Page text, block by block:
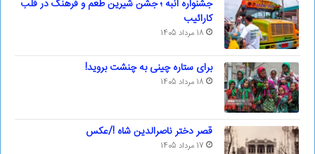
جشنواره انبه ؛ جشن شیرین طعم و فرهنگ در قلب
کارائیب
18 مرداد 1405
برای ستاره چینی به چنشت بروید!
18 مرداد 1405
قصر دختر ناصرالدین شاه !/عکس
17 مرداد 1405